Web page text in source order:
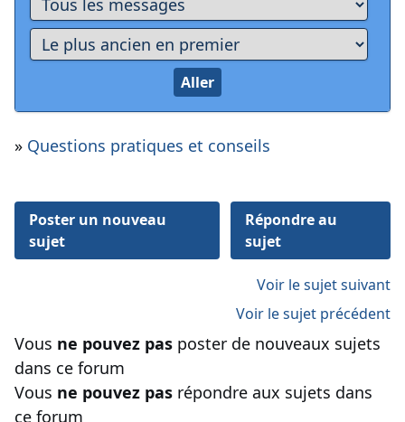
» Questions pratiques et conseils
Poster un nouveau
sujet
Répondre au
sujet
Voir le sujet suivant
Voir le sujet précédent
Vous ne pouvez pas poster de nouveaux sujets
dans ce forum
Vous ne pouvez pas répondre aux sujets dans
ce forum